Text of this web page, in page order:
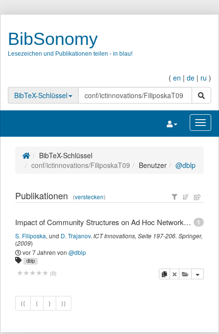
BibSonomy
Lesezeichen und Publikationen teilen - in blau!
( en | de | ru )
BibTeX-Schlüssel
Suche
Navigation
BibTeX-Schlüssel
conf/ictinnovations/FiliposkaT09
Benutzer @dblp
Publikationen (verstecken)
1
Impact of Community Structures on Ad Hoc Networks Performances.
S. Filiposka, und D. Trajanov. ICT Innovations, Seite 197-206. Springer,
(2009)
vor 7 Jahren von @dblp
dblp
(0) Kopieren
Löschen
Diese
⟨⟨ ⟨ ⟩ ⟩⟩